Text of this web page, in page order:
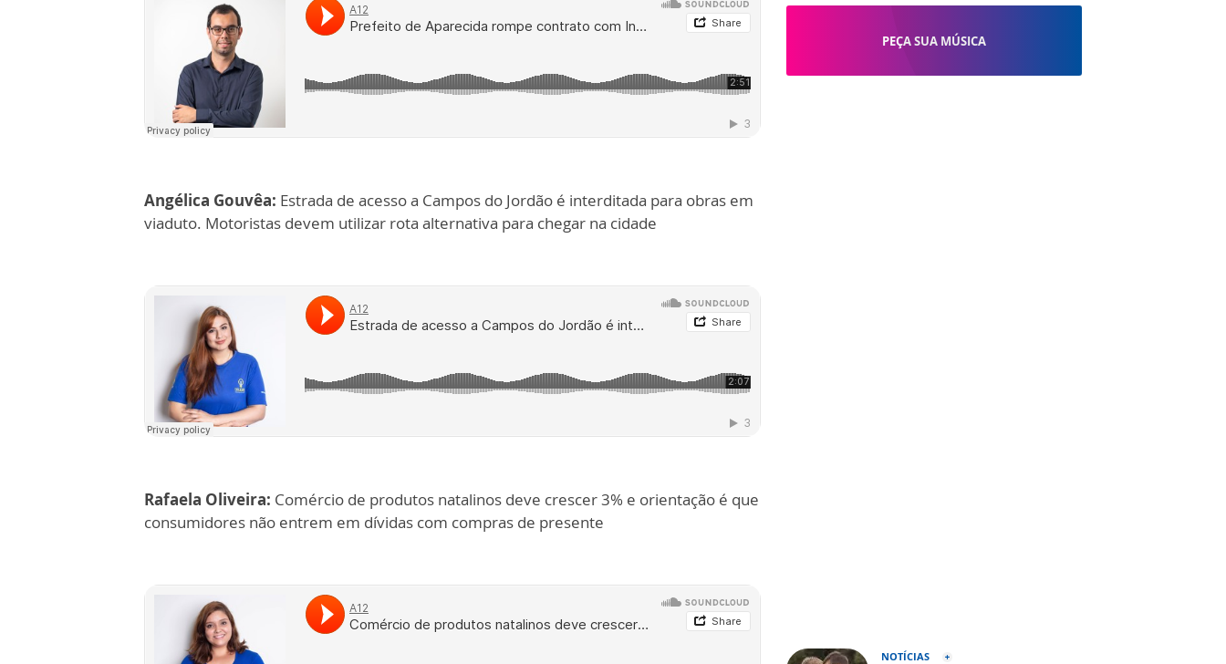
Angélica Gouvêa: Estrada de acesso a Campos do Jordão é interditada para obras em
viaduto. Motoristas devem utilizar rota alternativa para chegar na cidade
Rafaela Oliveira: Comércio de produtos natalinos deve crescer 3% e orientação é que
consumidores não entrem em dívidas com compras de presente
PEÇA SUA MÚSICA
NOTÍCIAS